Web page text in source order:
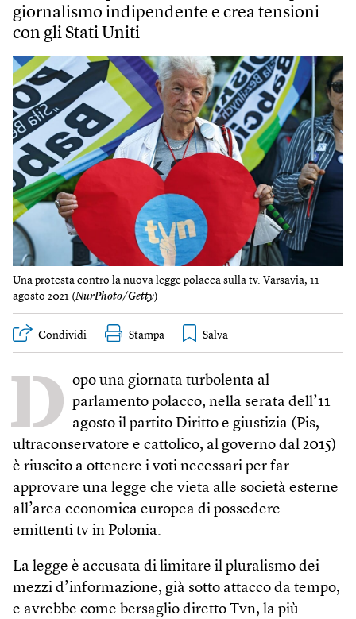
giornalismo indipendente e crea tensioni
con gli Stati Uniti
Una protesta contro la nuova legge polacca sulla tv. Varsavia, 11
agosto 2021 (NurPhoto/Getty)
Condividi Stampa
D opo una giornata turbolenta al
parlamento polacco, nella serata dell’11
agosto il partito Diritto e giustizia (Pis,
ultraconservatore e cattolico, al governo dal 2015)
è riuscito a ottenere i voti necessari per far
approvare una legge che vieta alle società esterne
all’area economica europea di possedere
emittenti tv in Polonia.
La legge è accusata di limitare il pluralismo dei
mezzi d’informazione, già sotto attacco da tempo,
e avrebbe come bersaglio diretto Tvn, la più